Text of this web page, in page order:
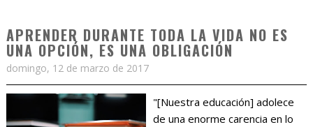
APRENDER DURANTE TODA LA VIDA NO ES
UNA OPCIÓN, ES UNA OBLIGACIÓN
domingo, 12 de marzo de 2017
"[Nuestra educación] adolece
de una enorme carencia en lo